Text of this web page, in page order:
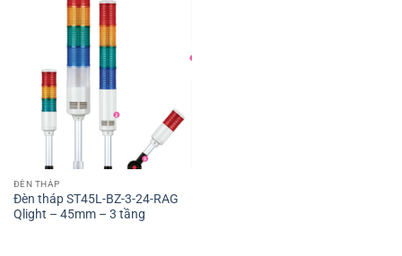
ĐÈN THÁP
Đèn tháp ST45L-BZ-3-24-RAG
Qlight – 45mm – 3 tầng